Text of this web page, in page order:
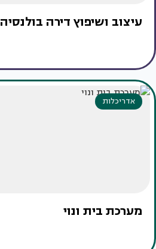
עיצוב ושיפוץ דירה בולנסיה
אדריכלות
מערכת בית ונוי